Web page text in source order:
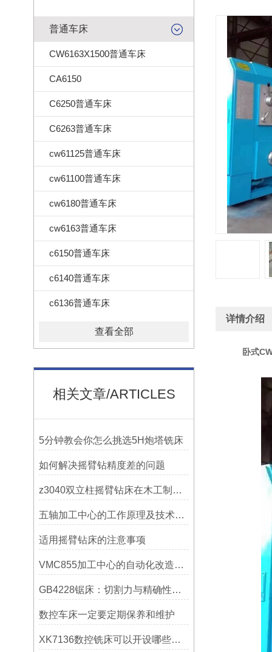
普通车床
CW6163X1500普通车床
CA6150
C6250普通车床
C6263普通车床
cw61125普通车床
cw61100普通车床
cw6180普通车床
cw6163普通车床
c6150普通车床
c6140普通车床
c6136普通车床
查看全部
相关文章/ARTICLES
5分钟教会你怎么挑选5H炮塔铣床
如何解决摇臂钻精度差的问题
z3040双立柱摇臂钻床在木工制作中的应用
五轴加工中心的工作原理及技术优势
适用摇臂钻床的注意事项
VMC855加工中心的自动化改造与智能化应用说明
GB4228锯床：切割力与精确性的结合
数控车床一定要定期保养和维护
XK7136数控铣床可以开设哪些考核项目？
详情介绍
卧式